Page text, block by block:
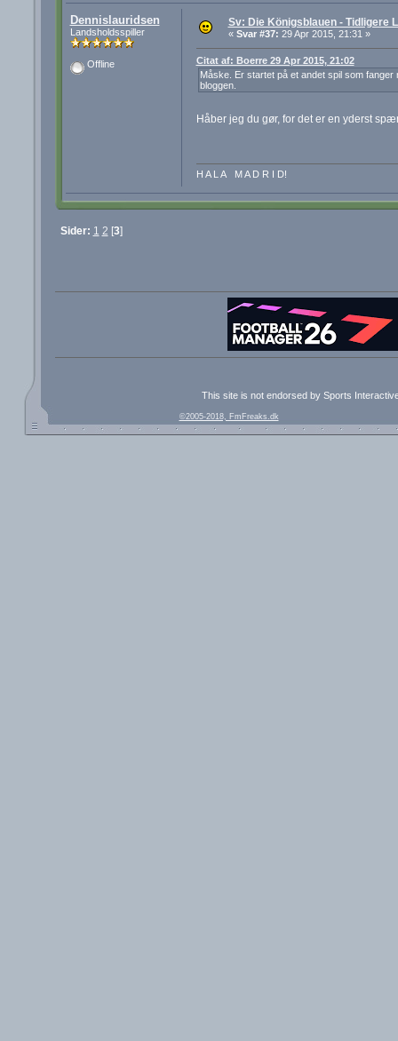
Dennislauridsen
Landsholdsspiller
Offline
Sv: Die Königsblauen - Tidligere
« Svar #37: 29 Apr 2015, 21:31 »
Citat af: Boerre 29 Apr 2015, 21:02
Måske. Er startet på et andet spil som
bloggen.
Håber jeg du gør, for det er en yderst
H A L A M A D R I D!
Sider: 1 2 [3]
This site is not endorsed by Sports
©2005-2018, FmFreaks.dk